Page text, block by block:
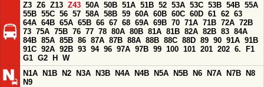
Z3 Z6 Z13 Z43 50A 50B 51A 51B 52 53A 53C 53B 54B 55A
55B 55C 56 57 58A 58B 59 60A 60B 60C 60D 61 62 63
64A 64B 65A 65B 66 67 68 69A 69B 70 71A 71B 72A 72B
73 75A 75B 76 77 78 80A 80B 81A 81B 82A 82B 83 84A
84B 85A 85B 86 87A 87B 88A 88B 88C 88D 89 90 91A 91B
91C 92A 92B 93 94 96 97A 97B 99 100 101 201 202 6.
F1
G1 G2 H
W
N1A
N1B N2 N3A N3B N4A N4B N5A N5B N6 N7A N7B
N8
N9